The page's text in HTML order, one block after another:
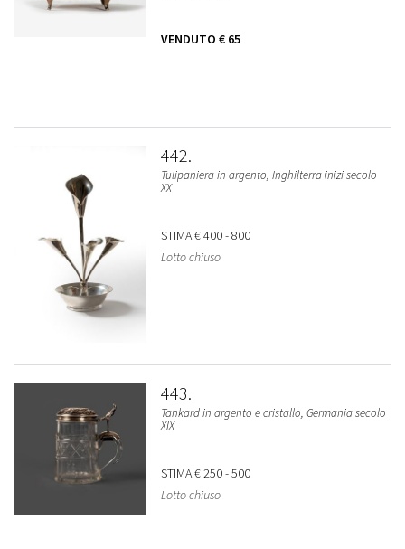
VENDUTO € 65
442
Tulipaniera in argento, Inghilterra inizi secolo
XX
STIMA€ 400 - 800
Lotto chiuso
443
Tankard in argento e cristallo, Germania secolo
XIX
STIMA€ 250 - 500
Lotto chiuso